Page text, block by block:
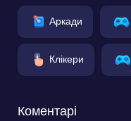
Аркади
Клікери
Коментарі